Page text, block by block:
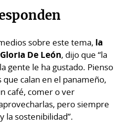
sobre este tema, la
De León, dijo que “la
gente le ha gustado. Pienso
calan en el panameño,
café, comer o ver
pero siempre
la sostenibilidad”.